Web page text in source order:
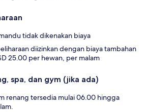
tidak dikenakan biaya
diizinkan dengan biaya tambahan
25.00 per hewan, per malam
spa, dan gym (jika ada)
renang tersedia mulai 06.00 hingga